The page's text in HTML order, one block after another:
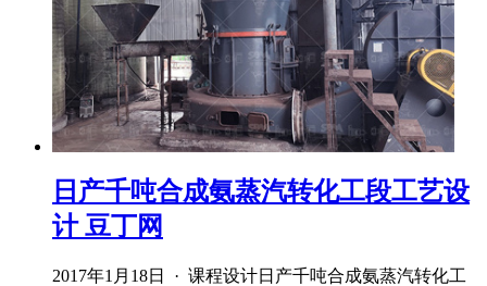
日产千吨合成氨蒸汽转化工段工艺设
计 豆丁网
2017年1月18日 · 课程设计日产千吨合成氨蒸汽转化工